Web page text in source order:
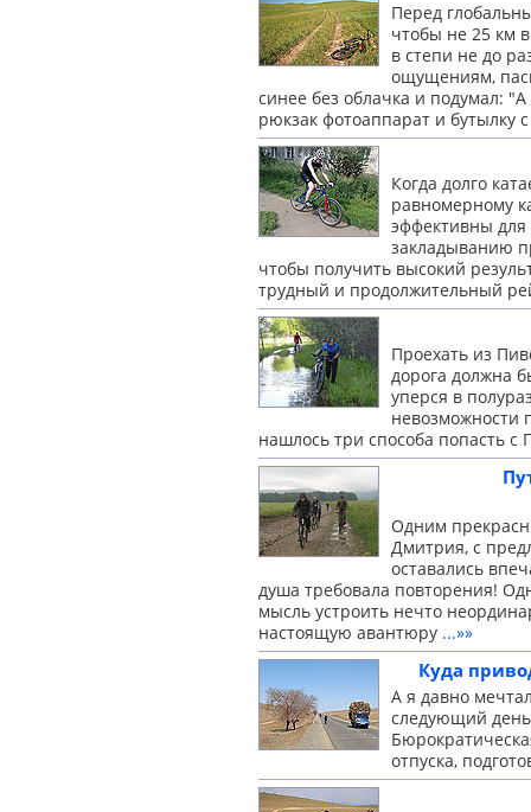
Перед
чтобы не 25 км
в степи не до
ощущениям,
синее без облачка и подумал:
рюкзак фотоаппарат и бутылку
Когда долго
равномерному
эффективны для
закладыванию
чтобы получить высокий
трудный и продолжительный
Проехать из
дорога должна
уперся в
невозможности
нашлось три способа попасть с
Одним
Дмитрия, с
оставались
душа требовала повторения!
мысль устроить нечто
настоящую авантюру ...»»
Куда
А я давно
следующий
отпуска,